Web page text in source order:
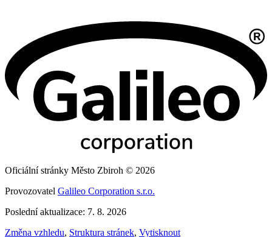
Oficiální stránky Město Zbiroh © 2026
Provozovatel Galileo Corporation s.r.o.
Poslední aktualizace: 7. 8. 2026
Změna vzhledu, Struktura stránek, Vytisknout